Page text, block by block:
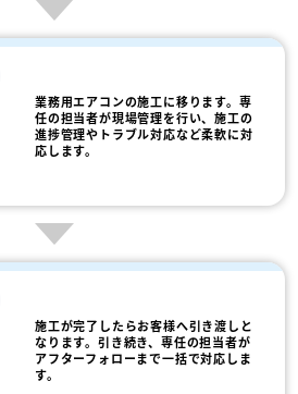
業務用エアコンの施工に移ります。専
任の担当者が現場管理を行い、施工の
進捗管理やトラブル対応など柔軟に対
応します。
施工が完了したらお客様へ引き渡しと
なります。引き続き、専任の担当者が
アフターフォローまで一括で対応しま
す。